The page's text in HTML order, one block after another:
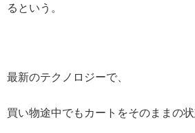
るという。
最新のテクノロジーで、
買い物途中でもカートをそのままの状